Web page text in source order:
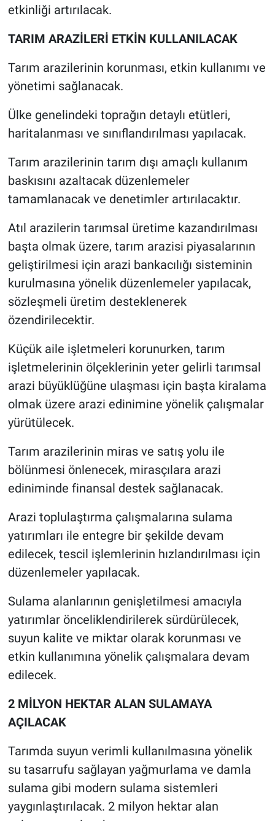
etkinliği artırılacak.
TARIM ARAZİLERİ ETKİN KULLANILACAK
Tarım arazilerinin korunması, etkin kullanımı ve
yönetimi sağlanacak.
Ülke genelindeki toprağın detaylı etütleri,
haritalanması ve sınıflandırılması yapılacak.
Tarım arazilerinin tarım dışı amaçlı kullanım
baskısını azaltacak düzenlemeler
tamamlanacak ve denetimler artırılacaktır.
Atıl arazilerin tarımsal üretime kazandırılması
başta olmak üzere, tarım arazisi piyasalarının
geliştirilmesi için arazi bankacılığı sisteminin
kurulmasına yönelik düzenlemeler yapılacak,
sözleşmeli üretim desteklenerek
özendirilecektir.
Küçük aile işletmeleri korunurken, tarım
işletmelerinin ölçeklerinin yeter gelirli tarımsal
arazi büyüklüğüne ulaşması için başta kiralama
olmak üzere arazi edinimine yönelik çalışmalar
yürütülecek.
Tarım arazilerinin miras ve satış yolu ile
bölünmesi önlenecek, mirasçılara arazi
ediniminde finansal destek sağlanacak.
Arazi toplulaştırma çalışmalarına sulama
yatırımları ile entegre bir şekilde devam
edilecek, tescil işlemlerinin hızlandırılması için
düzenlemeler yapılacak.
Sulama alanlarının genişletilmesi amacıyla
yatırımlar önceliklendirilerek sürdürülecek,
suyun kalite ve miktar olarak korunması ve
etkin kullanımına yönelik çalışmalara devam
edilecek.
2 MİLYON HEKTAR ALAN SULAMAYA
AÇILACAK
Tarımda suyun verimli kullanılmasına yönelik
su tasarrufu sağlayan yağmurlama ve damla
sulama gibi modern sulama sistemleri
yaygınlaştırılacak. 2 milyon hektar alan